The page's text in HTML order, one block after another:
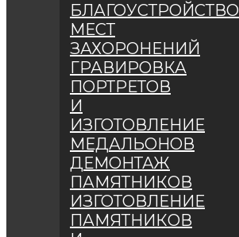
БЛАГОУСТРОЙСТВО
МЕСТ
ЗАХОРОНЕНИЙ
ГРАВИРОВКА
ПОРТРЕТОВ
И
ИЗГОТОВЛЕНИЕ
МЕДАЛЬОНОВ
ДЕМОНТАЖ
ПАМЯТНИКОВ
ИЗГОТОВЛЕНИЕ
ПАМЯТНИКОВ